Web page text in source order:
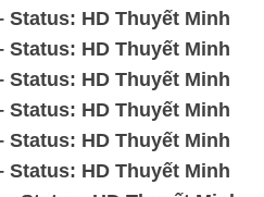
Status: HD Thuyết Minh
Status: HD Thuyết Minh
Status: HD Thuyết Minh
Status: HD Thuyết Minh
Status: HD Thuyết Minh
Status: HD Thuyết Minh